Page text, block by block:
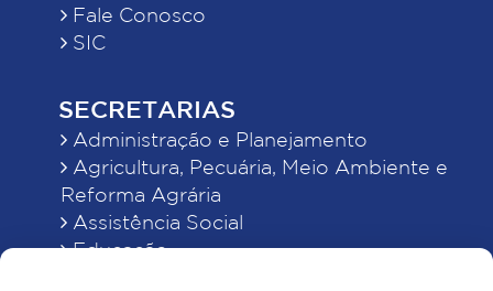
Fale Conosco
SIC
SECRETARIAS
Administração e Planejamento
Agricultura, Pecuária, Meio Ambiente e
Reforma Agrária
Assistência Social
Educação